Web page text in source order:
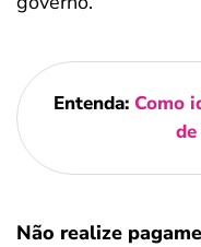
Entenda: Como
Não realize